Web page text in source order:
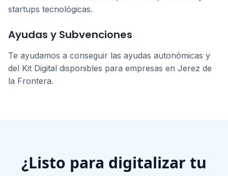
startups tecnológicas.
Ayudas y Subvenciones
Te ayudamos a conseguir las ayudas autonómicas y
del Kit Digital disponibles para empresas en Jerez de
la Frontera.
¿Listo para digitalizar tu